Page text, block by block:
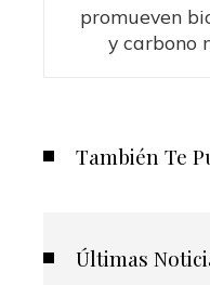
promueven
y carbono
También Te
Últimas